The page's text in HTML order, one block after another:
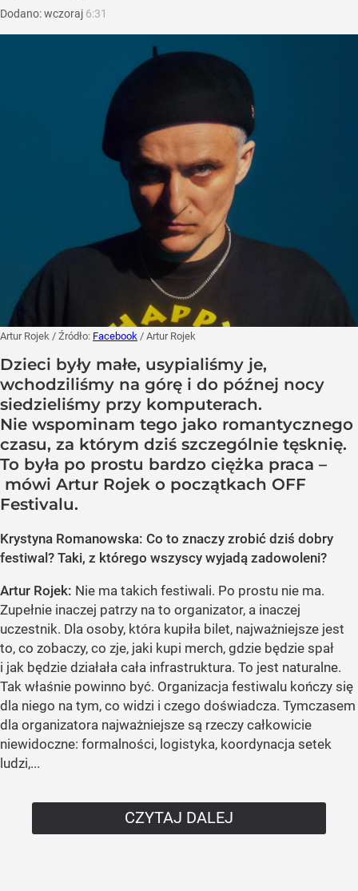
Dodano:wczoraj 6:31
Artur Rojek / Źródło: Facebook / Artur Rojek
Dzieci były małe, usypialiśmy je,
wchodziliśmy na górę i do późnej nocy
siedzieliśmy przy komputerach.
Nie wspominam tego jako romantycznego
czasu, za którym dziś szczególnie tęsknię.
To była po prostu bardzo ciężka praca –
mówi Artur Rojek o początkach OFF
Festivalu.
Krystyna Romanowska: Co to znaczy zrobić dziś dobry
festiwal? Taki, z którego wszyscy wyjadą zadowoleni?
Artur Rojek: Nie ma takich festiwali. Po prostu nie ma.
Zupełnie inaczej patrzy na to organizator, a inaczej
uczestnik. Dla osoby, która kupiła bilet, najważniejsze jest
to, co zobaczy, co zje, jaki kupi merch, gdzie będzie spał
i jak będzie działała cała infrastruktura. To jest naturalne.
Tak właśnie powinno być. Organizacja festiwalu kończy się
dla niego na tym, co widzi i czego doświadcza. Tymczasem
dla organizatora najważniejsze są rzeczy całkowicie
niewidoczne: formalności, logistyka, koordynacja setek
ludzi,...
CZYTAJ DALEJ